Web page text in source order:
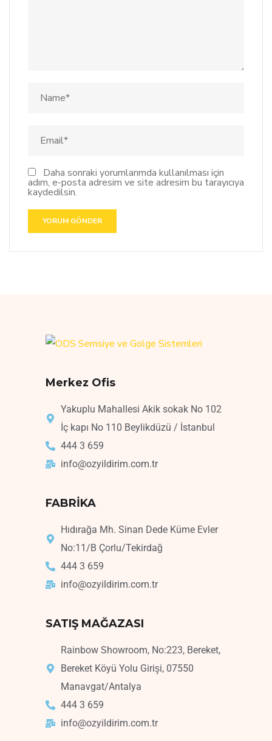
Daha sonraki yorumlarımda kullanılması için
adım, e-posta adresim ve site adresim bu tarayıcıya
kaydedilsin.
Merkez Ofis
Yakuplu Mahallesi Akik sokak No 102
İç kapı No 110 Beylikdüzü / İstanbul
444 3 659
info@ozyildirim.com.tr
FABRİKA
Hıdırağa Mh. Sinan Dede Küme Evler
No:11/B Çorlu/Tekirdağ
444 3 659
info@ozyildirim.com.tr
SATIŞ MAĞAZASI
Rainbow Showroom, No:223, Bereket,
Bereket Köyü Yolu Girişi, 07550
Manavgat/Antalya
444 3 659
info@ozyildirim.com.tr